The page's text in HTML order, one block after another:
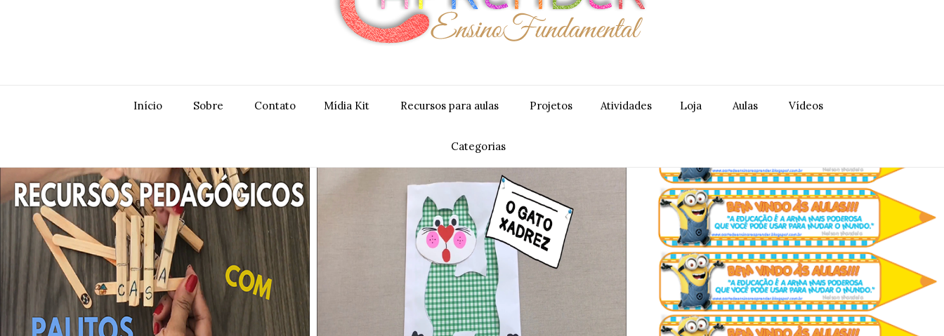
Início Sobre Contato Mídia Kit Recursos para aulas Projetos Atividades Loja Aulas Vídeos
Categorias